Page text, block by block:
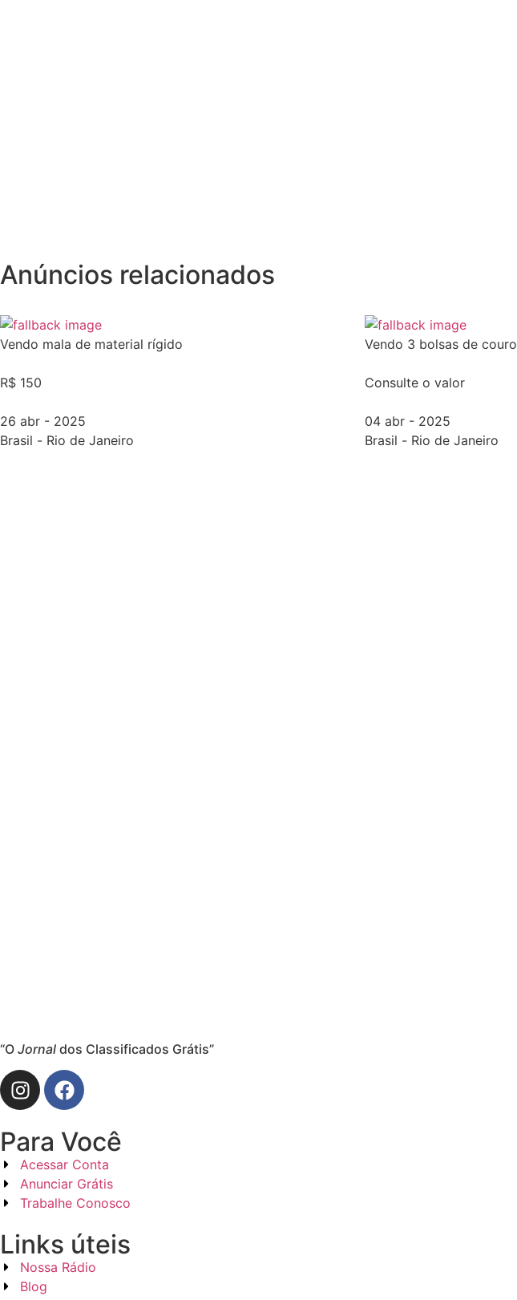
Anúncios relacionados
Vendo mala de material rígido
R$ 150
26 abr - 2025
Brasil - Rio de Janeiro
Vendo 3 bolsas de couro
Consulte o valor
04 abr - 2025
Brasil - Rio de Janeiro
“O Jornal dos Classificados Grátis”
Para Você
Acessar Conta
Anunciar Grátis
Trabalhe Conosco
Links úteis
Nossa Rádio
Blog